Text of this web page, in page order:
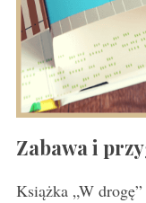
Zabawa i
Książka „W